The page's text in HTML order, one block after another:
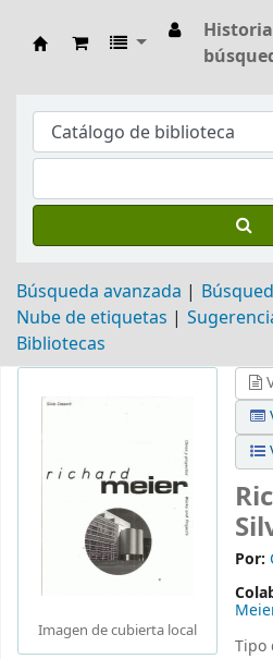
Biblioteca Arq. Hilarión
Búsqueda avanzada
Nube de etiquetas
Bibliotecas
Imagen de cubierta local
Por:
Tipo